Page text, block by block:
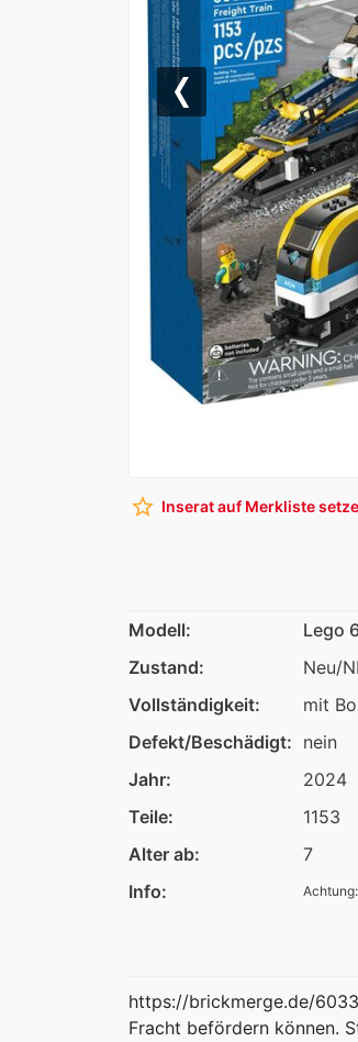
Previous
star_border Inserat auf Merkliste
Modell:
Lego
Zustand:
Neu/
Vollständigkeit:
mit
Defekt/Beschädigt: nein
Jahr:
2024
Teile:
1153
Alter ab:
7
Info:
https://brickmerge.de/
Fracht befördern können.